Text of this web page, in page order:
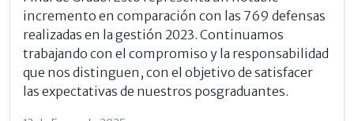
incremento en comparación con las 769 defensas
realizadas en la gestión 2023. Continuamos
trabajando con el compromiso y la responsabilidad
que nos distinguen, con el objetivo de satisfacer
las expectativas de nuestros posgraduantes.